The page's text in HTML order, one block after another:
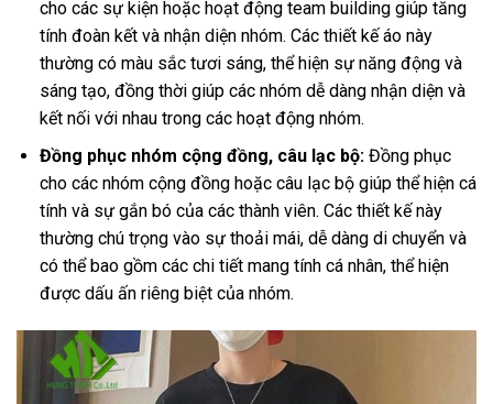
cho các sự kiện hoặc hoạt động team building giúp tăng
tính đoàn kết và nhận diện nhóm. Các thiết kế áo này
thường có màu sắc tươi sáng, thể hiện sự năng động và
sáng tạo, đồng thời giúp các nhóm dễ dàng nhận diện và
kết nối với nhau trong các hoạt động nhóm.
Đồng phục nhóm cộng đồng, câu lạc bộ:Đồng phục
cho các nhóm cộng đồng hoặc câu lạc bộ giúp thể hiện cá
tính và sự gắn bó của các thành viên. Các thiết kế này
thường chú trọng vào sự thoải mái, dễ dàng di chuyển và
có thể bao gồm các chi tiết mang tính cá nhân, thể hiện
được dấu ấn riêng biệt của nhóm.